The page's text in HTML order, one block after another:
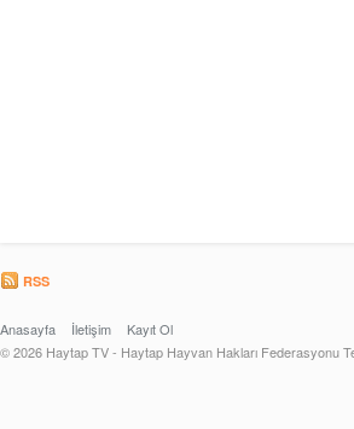
RSS
Anasayfa İletişim
Kayıt Ol
© 2026 Haytap TV - Haytap Hayvan Hakları Federasyonu